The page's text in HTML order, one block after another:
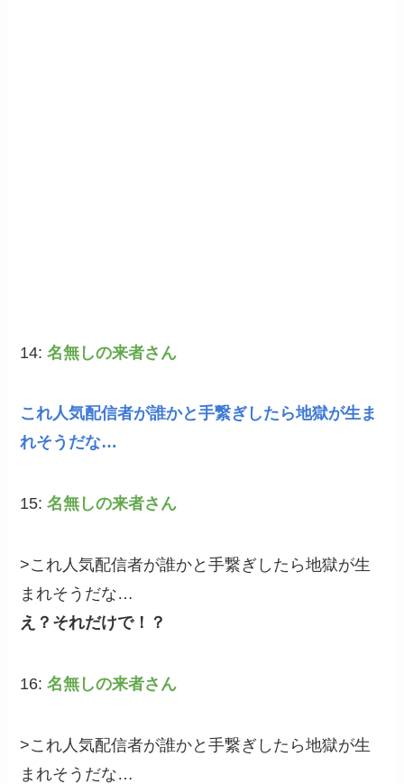
14:名無しの来者さん
これ人気配信者が誰かと手繋ぎしたら地獄が生ま
れそうだな…
15:名無しの来者さん
>これ人気配信者が誰かと手繋ぎしたら地獄が生
まれそうだな…
え？それだけで！？
16:名無しの来者さん
>これ人気配信者が誰かと手繋ぎしたら地獄が生
まれそうだな…